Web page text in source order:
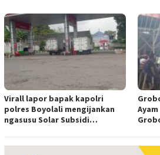
Virall lapor bapak kapolri
polres Boyolali mengijankan
ngasusu Solar Subsidi